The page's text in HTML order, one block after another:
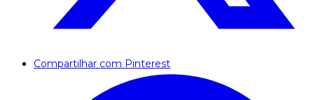
Compartilhar com Pinterest